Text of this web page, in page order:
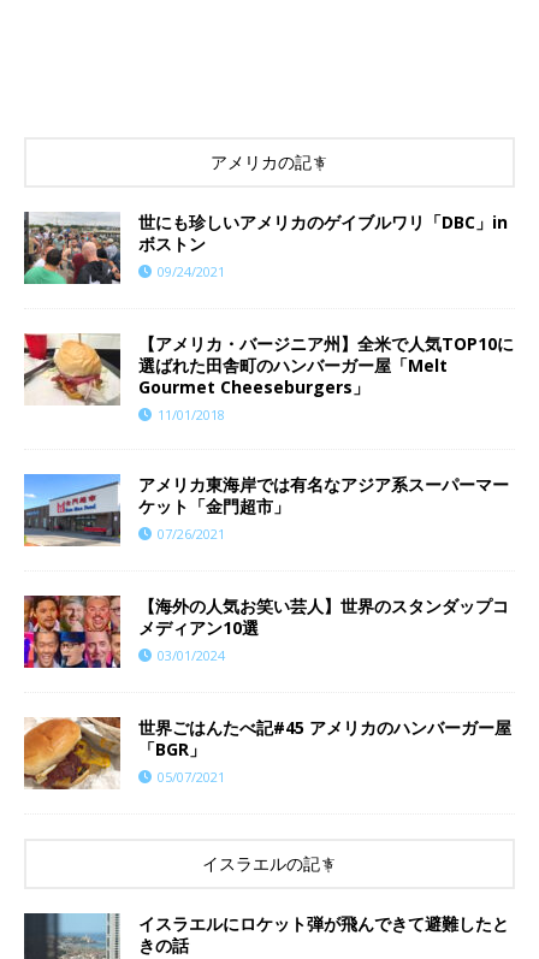
アメリカの記事
世にも珍しいアメリカのゲイブルワリ「DBC」in
ボストン
09/24/2021
【アメリカ・バージニア州】全米で人気TOP10に
選ばれた田舎町のハンバーガー屋「Melt
Gourmet Cheeseburgers」
11/01/2018
アメリカ東海岸では有名なアジア系スーパーマー
ケット「金門超市」
07/26/2021
【海外の人気お笑い芸人】世界のスタンダップコ
メディアン10選
03/01/2024
世界ごはんたべ記#45 アメリカのハンバーガー屋
「BGR」
05/07/2021
イスラエルの記事
イスラエルにロケット弾が飛んできて避難したと
きの話